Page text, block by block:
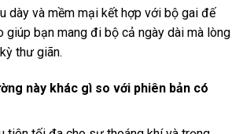
dày và mềm mại kết hợp với bộ gai đế
giúp bạn mang đi bộ cả ngày dài mà lòng
thư giãn.
này khác gì so với phiên bản có